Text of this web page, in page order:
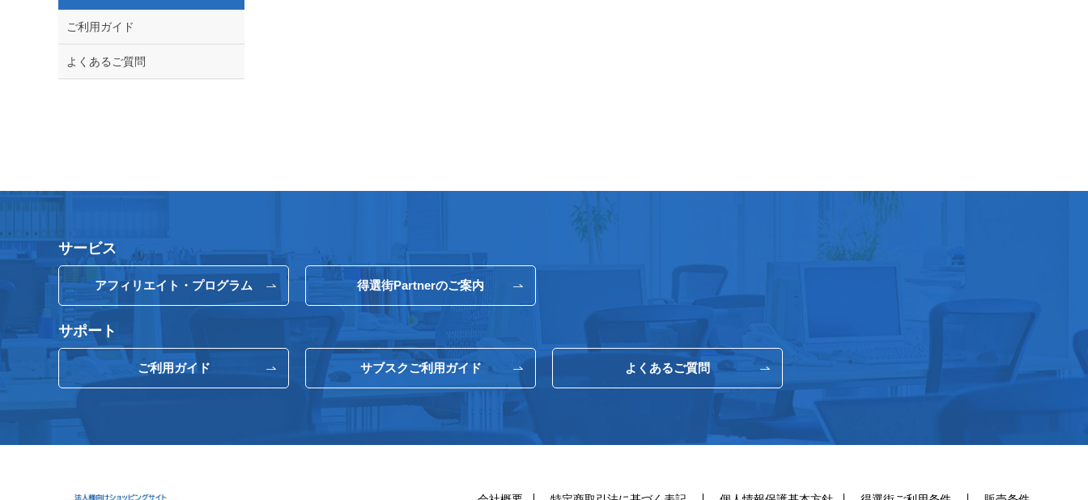
ご利用ガイド
よくあるご質問
サービス
アフィリエイト・プログラム 得選街Partnerのご案内
サポート
ご利用ガイド サブスクご利用ガイド よくあるご質問